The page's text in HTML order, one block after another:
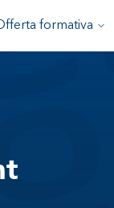
formativa